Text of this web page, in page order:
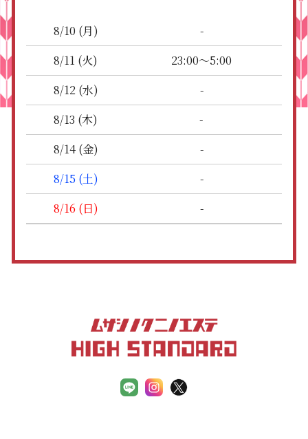
8/10 (月)
-
8/11 (火)
23:00～5:00
8/12 (水)
-
8/13 (木)
-
8/14 (金)
-
8/15 (土)
-
8/16 (日)
-